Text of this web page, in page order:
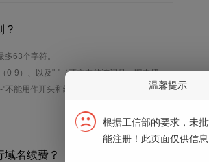
？
63个字符。
0-9）、以及"-"（英文中的连词号，即中横
不能用作开头和结尾。注*中文域名实际是
名续费？
温馨提示
根据工信部的要求，未
能注册！此页面仅供信息